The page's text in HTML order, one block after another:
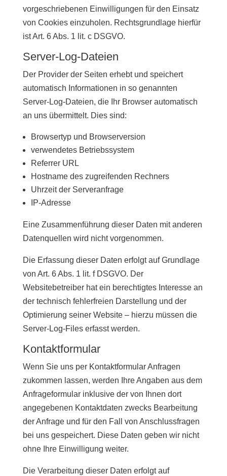
vorgeschriebenen Einwilligungen für den Einsatz
von Cookies einzuholen. Rechtsgrundlage hierfür
ist Art. 6 Abs. 1 lit. c DSGVO.
Server-Log-Dateien
Der Provider der Seiten erhebt und speichert
automatisch Informationen in so genannten
Server-Log-Dateien, die Ihr Browser automatisch
an uns übermittelt. Dies sind:
Browsertyp und Browserversion
verwendetes Betriebssystem
Referrer URL
Hostname des zugreifenden Rechners
Uhrzeit der Serveranfrage
IP-Adresse
Eine Zusammenführung dieser Daten mit anderen
Datenquellen wird nicht vorgenommen.
Die Erfassung dieser Daten erfolgt auf Grundlage
von Art. 6 Abs. 1 lit. f DSGVO. Der
Websitebetreiber hat ein berechtigtes Interesse an
der technisch fehlerfreien Darstellung und der
Optimierung seiner Website – hierzu müssen die
Server-Log-Files erfasst werden.
Kontaktformular
Wenn Sie uns per Kontaktformular Anfragen
zukommen lassen, werden Ihre Angaben aus dem
Anfrageformular inklusive der von Ihnen dort
angegebenen Kontaktdaten zwecks Bearbeitung
der Anfrage und für den Fall von Anschlussfragen
bei uns gespeichert. Diese Daten geben wir nicht
ohne Ihre Einwilligung weiter.
Die Verarbeitung dieser Daten erfolgt auf